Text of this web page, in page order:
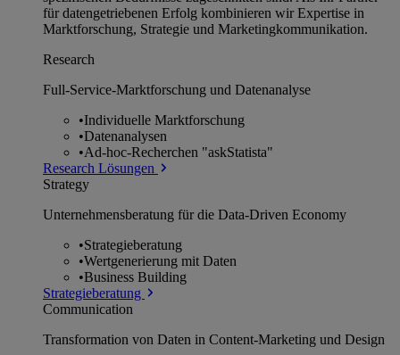
für datengetriebenen Erfolg kombinieren wir Expertise in
Marktforschung, Strategie und Marketingkommunikation.
Research
Full-Service-Marktforschung und Datenanalyse
•Individuelle Marktforschung
•Datenanalysen
•Ad-hoc-Recherchen "askStatista"
Research Lösungen
Strategy
Unternehmens­beratung für die Data-Driven Economy
•Strategieberatung
•Wertgenerierung mit Daten
•Business Building
Strategieberatung
Communication
Transformation von Daten in Content-Marketing und Design